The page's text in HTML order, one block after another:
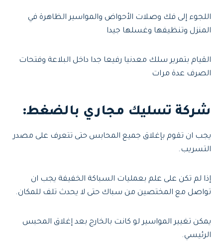
اللجوء إلى فك وصلات الأحواض والمواسير الظاهرة في
المنزل وتنظيفها وغسلها جيدا
القيام بتمرير سلك معدنيا رفيعا جدا داخل البلاعة وفتحات
الصرف عدة مرات
شركة تسليك مجاري بالضغط:
يجب ان تقوم بإغلاق جميع المحابس حتى تتعرف على مصدر
التسريب.
إذا لم تكن على علم بعمليات السباكة الخفيفة يجب ان
تواصل مع المختصين من سباك حتى لا يحدث تلف للمكان.
يمكن تغيير المواسير لو كانت بالخارج بعد إغلاق المحبس
الرئيسي.